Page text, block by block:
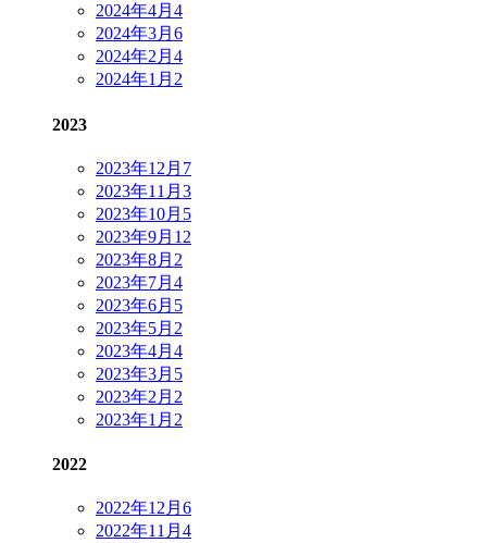
2024年4月 4
2024年3月 6
2024年2月 4
2024年1月 2
2023
2023年12月 7
2023年11月 3
2023年10月 5
2023年9月 12
2023年8月 2
2023年7月 4
2023年6月 5
2023年5月 2
2023年4月 4
2023年3月 5
2023年2月 2
2023年1月 2
2022
2022年12月 6
2022年11月 4